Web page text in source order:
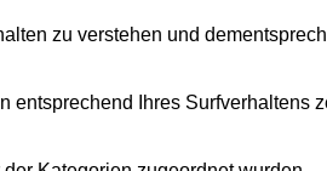
zu verstehen und
entsprechend Ihres Surfverhaltens